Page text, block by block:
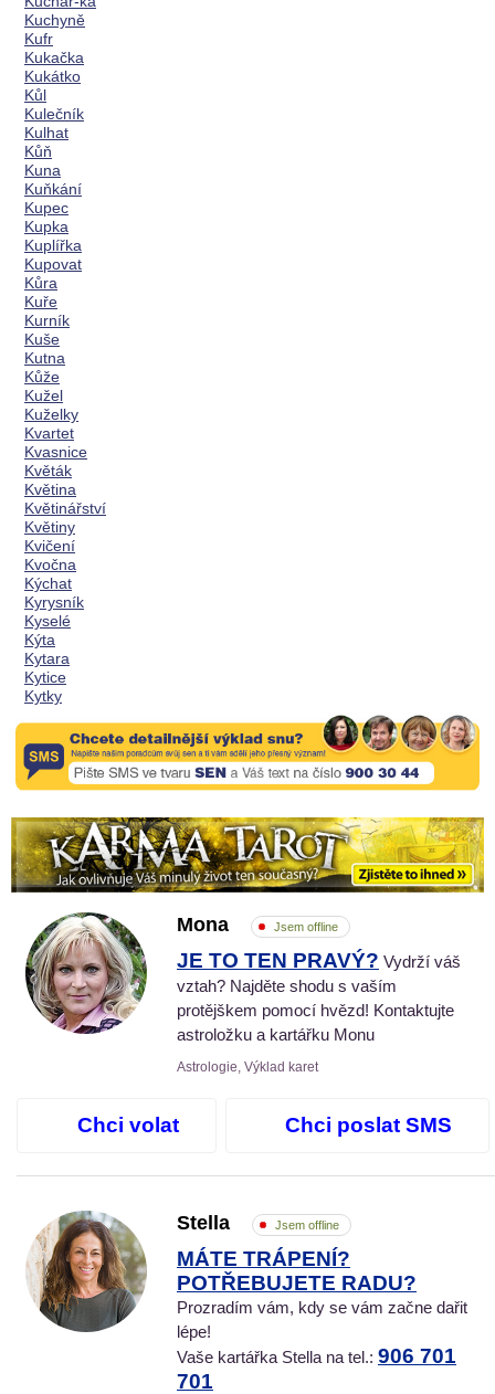
Kuchyně
Kufr
Kukačka
Kukátko
Kůl
Kulečník
Kulhat
Kůň
Kuna
Kuňkání
Kupec
Kupka
Kuplířka
Kupovat
Kůra
Kuře
Kurník
Kuše
Kutna
Kůže
Kužel
Kuželky
Kvartet
Kvasnice
Květák
Květina
Květinářství
Květiny
Kvičení
Kvočna
Kýchat
Kyrysník
Kyselé
Kýta
Kytara
Kytice
Kytky
Mona Jsem offline
JE TO TEN PRAVÝ? Vydrží váš
vztah? Najděte shodu s vaším
protějškem pomocí hvězd! Kontaktujte
astroložku a kartářku Monu
Astrologie, Výklad karet
Chci volat Chci poslat SMS
Stella Jsem offline
MÁTE TRÁPENÍ?
POTŘEBUJETE RADU?
Prozradím vám, kdy se vám začne dařit
lépe!
Vaše kartářka Stella na tel.: 906 701
701